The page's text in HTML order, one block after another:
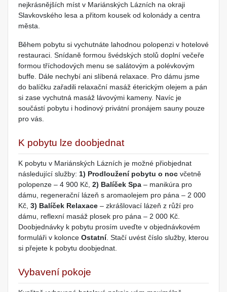
nejkrásnějších míst v Mariánských Lázních na okraji
Slavkovského lesa a přitom kousek od kolonády a centra
města.
Během pobytu si vychutnáte lahodnou polopenzi v hotelové
restauraci. Snídaně formou švédských stolů doplní večeře
formou tříchodových menu se salátovým a polévkovým
buffe. Dále nechybí ani slíbená relaxace. Pro dámu jsme
do balíčku zařadili relaxační masáž éterickým olejem a pán
si zase vychutná masáž lávovými kameny. Navíc je
součástí pobytu i hodinový privátní pronájem sauny pouze
pro vás.
K pobytu lze doobjednat
K pobytu v Mariánských Lázních je možné přiobjednat
následující služby: 1) Prodloužení pobytu o noc včetně
polopenze – 4 900 Kč, 2) Balíček Spa – manikúra pro
dámu, regenerační lázeň s aromaolejem pro pána – 2 000
Kč, 3) Balíček Relaxace – zkrášlovací lázeň z růží pro
dámu, reflexní masáž plosek pro pána – 2 000 Kč.
Doobjednávky k pobytu prosím uveďte v objednávkovém
formuláři v kolonce Ostatní. Stačí uvést číslo služby, kterou
si přejete k pobytu doobjednat.
Vybavení pokoje